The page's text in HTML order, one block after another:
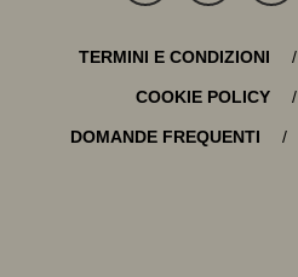
TERMINI E CONDIZIONI
COOKIE POLICY
DOMANDE FREQUENTI